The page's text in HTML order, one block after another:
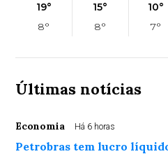
19°
8°
15°
8°
10°
7°
Últimas notícias
Economia Há 6 horas
Petrobras tem lucro